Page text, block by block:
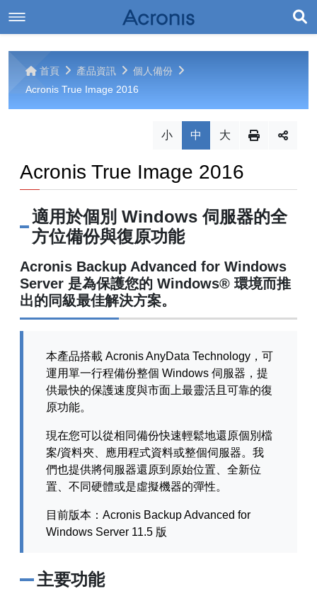
最新消息
產品資訊
Acronis True Image 2015
Acronis True Image Cloud
Acronis True Image 2016
Acronis Access Advanced
Acronis ExtremeZ-IP
網站導覽
網站導覽
首頁 產品資訊
個人備份
Acronis True Image 2016
小 中 大
Acronis True Image 2016
適用於個別 Windows 伺服器的全
方位備份與復原功能
Acronis Backup Advanced for Windows
Server 是為保護您的 Windows® 環境而推
出的同級最佳解決方案。
本產品搭載 Acronis AnyData Technology，可
運用單一行程備份整個 Windows 伺服器，提
供最快的保護速度與市面上最靈活且可靠的復
原功能。
現在您可以從相同備份快速輕鬆地還原個別檔
案/資料夾、應用程式資料或整個伺服器。我
們也提供將伺服器還原到原始位置、全新位
置、不同硬體或是虛擬機器的彈性。
目前版本：Acronis Backup Advanced for
Windows Server 11.5 版
主要功能